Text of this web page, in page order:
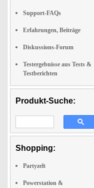
Support-FAQs
Erfahrungen, Beiträge
Diskussions-Forum
Testergebnisse aus Tests &
Testberichten
Produkt-Suche:
Shopping:
Partyzelt
Powerstation &